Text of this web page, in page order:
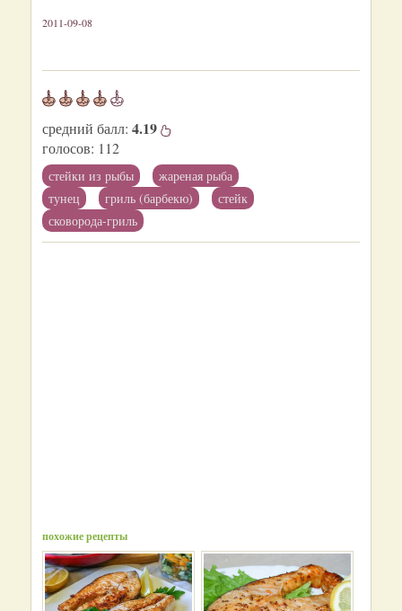
2011-09-08
средний балл: 4.19
голосов: 112
стейки из рыбы
жареная рыба
тунец
гриль (барбекю)
стейк
сковорода-гриль
похожие рецепты